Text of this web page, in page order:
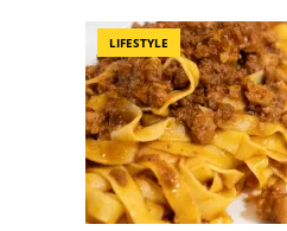
LIFESTYLE